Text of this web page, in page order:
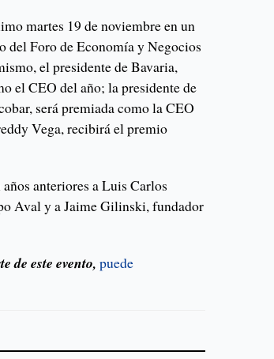
martes 19 de noviembre en un
del Foro de Economía y Negocios
el presidente de Bavaria,
el CEO del año; la presidente de
será premiada como la CEO
Vega, recibirá el premio
anteriores a Luis Carlos
Aval y a Jaime Gilinski, fundador
de este evento,puede